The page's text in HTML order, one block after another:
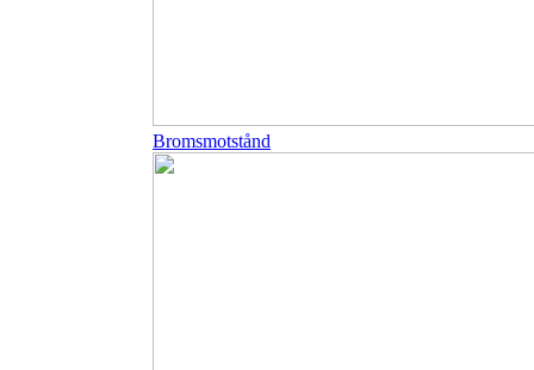
Bromsmotstånd